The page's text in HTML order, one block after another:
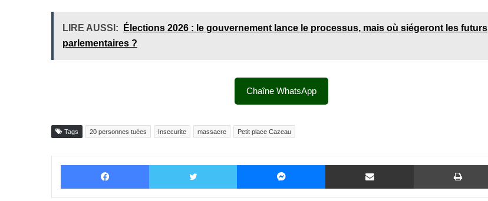
LIRE AUSSI:
Élections 2026 : le gouvernement lance le processus, mais où siégeront les futurs
parlementaires ?
Chaîne WhatsApp
Tags 20 personnes tuées Insecurite massacre Petit place Cazeau
Facebook Twitter Messenger Partager par email